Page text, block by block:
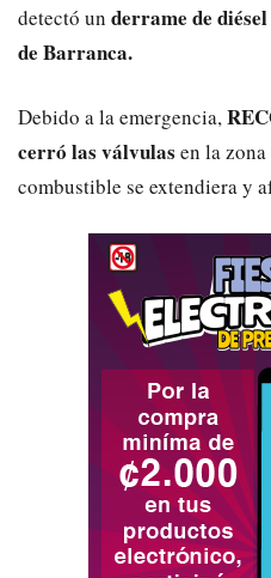
detectó un derrame de
de Barranca.
Debido a la emergencia,
cerró las válvulas en la
combustible se extendiera y